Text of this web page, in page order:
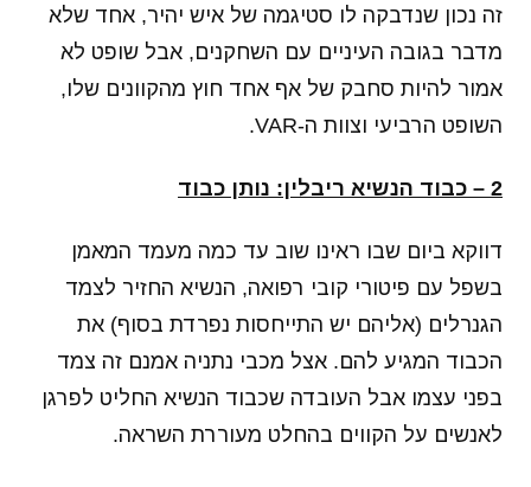
זה נכון שנדבקה לו סטיגמה של איש יהיר, אחד שלא
מדבר בגובה העיניים עם השחקנים, אבל שופט לא
אמור להיות סחבק של אף אחד חוץ מהקוונים שלו,
השופט הרביעי וצוות ה-VAR.
2 – כבוד הנשיא ריבלין: נותן כבוד
דווקא ביום שבו ראינו שוב עד כמה מעמד המאמן
בשפל עם פיטורי קובי רפואה, הנשיא החזיר לצמד
הגנרלים (אליהם יש התייחסות נפרדת בסוף) את
הכבוד המגיע להם. אצל מכבי נתניה אמנם זה צמד
בפני עצמו אבל העובדה שכבוד הנשיא החליט לפרגן
לאנשים על הקווים בהחלט מעוררת השראה.